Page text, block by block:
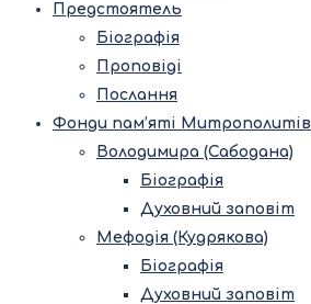
Предстоятель
Біографія
Проповіді
Послання
Фонди пам’яті Митрополитів
Володимира (Сабодана)
Біографія
Духовний заповіт
Мефодія (Кудрякова)
Біографія
Духовний заповіт